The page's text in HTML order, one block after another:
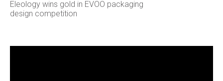
Eleology wins gold in EVOO packaging
design competition